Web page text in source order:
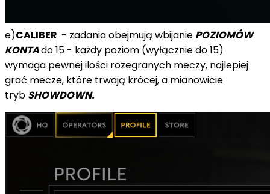
e)CALIBER - zadania obejmują wbijanie POZIOMÓW
KONTAdo 15 - każdy poziom (wyłącznie do 15)
wymaga pewnej ilości rozegranych meczy, najlepiej
grać mecze, które trwają krócej, a mianowicie
tryb SHOWDOWN.